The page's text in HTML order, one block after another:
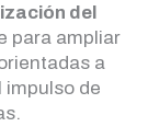
del
para ampliar
a
impulso de